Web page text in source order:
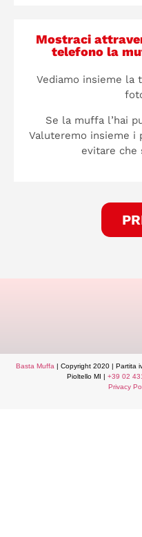
Mostraci
telefono la
Vediamo insieme la
Se la muffa l’hai
Valuteremo insieme i
evitare che
Basta Muffa | Copyright 2020 | Partita
Pioltello MI | +39 02
Privacy